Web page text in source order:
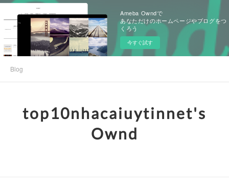
Ameba Owndで
あなただけのホームページやブログをつ
くろう
今すぐ試す
Blog
top10nhacaiuytinnet's
Ownd